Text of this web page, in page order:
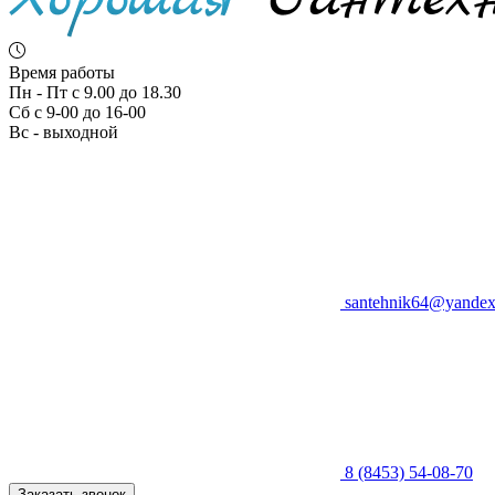
Время работы
Пн - Пт с 9.00 до 18.30
Сб с 9-00 до 16-00
Вс - выходной
8 (8453) 54-08-70